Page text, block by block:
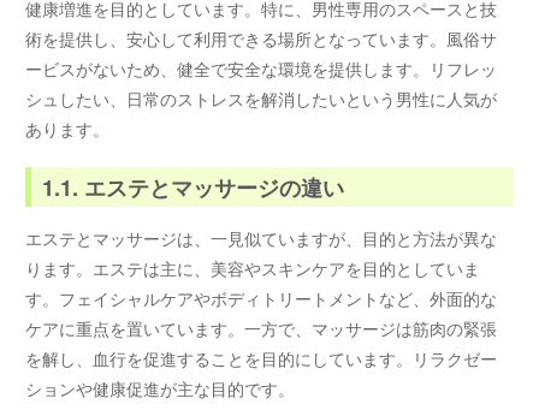
健康増進を目的としています。特に、男性専用のスペースと技
術を提供し、安心して利用できる場所となっています。風俗サ
ービスがないため、健全で安全な環境を提供します。リフレッ
シュしたい、日常のストレスを解消したいという男性に人気が
あります。
1.1. エステとマッサージの違い
エステとマッサージは、一見似ていますが、目的と方法が異な
ります。エステは主に、美容やスキンケアを目的としていま
す。フェイシャルケアやボディトリートメントなど、外面的な
ケアに重点を置いています。一方で、マッサージは筋肉の緊張
を解し、血行を促進することを目的にしています。リラクゼー
ションや健康促進が主な目的です。